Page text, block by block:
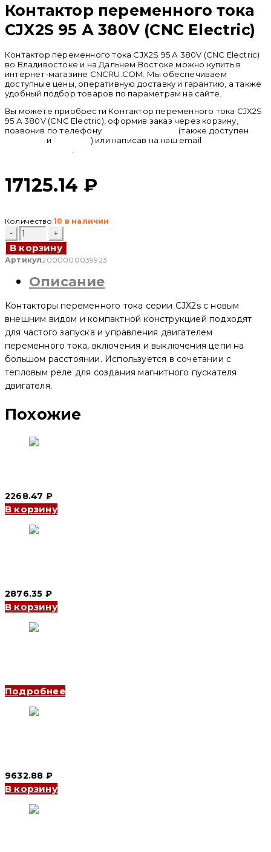
Контактор переменного тока
CJX2S 95 А 380V (CNC Electric)
Контактор переменного тока CJX2S 95 А 380V (CNC Electric)
во Владивостоке и на Дальнем Востоке можно купить в
интернет-магазине CNCRU.COM. Мы обеспечиваем
доступные цены, оперативную доставку и гарантию, а также
удобный подбор товаров по параметрам на сайте.
Вы можете приобрести Контактор переменного тока CJX2S
95 А 380V (CNC Electric), оформив заказ через корзину,
позвонив по телефону
(также доступен
и
) или написав на наш email
17125.14 ₽
Количество 10 в наличии
Количество
товара
Контактор
переменного
CJX2S
95
380V
(CNC
В корзину
Артикул2000000039923
Описание
Контакторы переменного тока серии CJX2s с новым
внешним видом и компактной конструкцией подходят
для частого запуска и управления двигателем
переменного тока, включения и выключения цепи на
большом расстоянии. Используется в сочетании с
тепловым реле для создания магнитного пускателя
двигателя.
Похожие
2268.47 ₽
В корзину
2876.35 ₽
В корзину
Подробнее
9632.88 ₽
В корзину